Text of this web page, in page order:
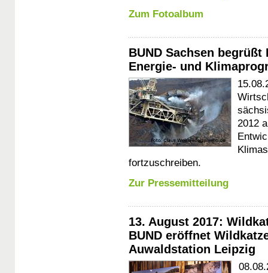
Zum Fotoalbum
BUND Sachsen
Energie- und
2012
fortzuschreiben.
Zur Pressemitteilung
13. August 2017:
BUND eröffnet
Auwaldstation Leipzig